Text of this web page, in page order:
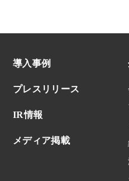
導入事例
プレスリリース
IR情報
メディア掲載